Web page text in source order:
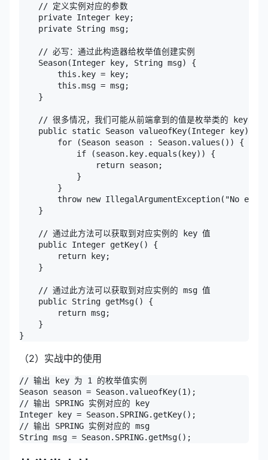
    // 定义实例对应的参数
    private Integer key;
    private String msg;
    // 必写：通过此构造器给枚举值创建实例
    Season(Integer key, String msg) {
        this.key = key;
        this.msg = msg;
    }
// 很多情况，我们可能从前端拿到的值是枚举类的 key ，
    public static Season valueofKey(Integer key) {
        for (Season season : Season.values()) {
            if (season.key.equals(key)) {
                return season;
            }
        }
throw new IllegalArgumentException("No
    }
    // 通过此方法可以获取到对应实例的 key 值
    public Integer getKey() {
        return key;
    }
    // 通过此方法可以获取到对应实例的 msg 值
    public String getMsg() {
        return msg;
    }
}
（2）实战中的使用
// 输出 key 为 1 的枚举值实例
Season season = Season.valueofKey(1);
// 输出 SPRING 实例对应的 key
Integer key = Season.SPRING.getKey();
// 输出 SPRING 实例对应的 msg
String msg = Season.SPRING.getMsg();